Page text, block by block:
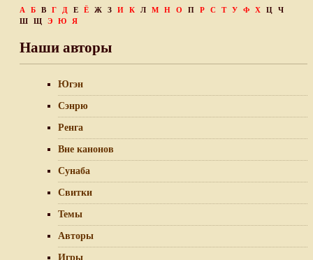
А Б В Г Д Е Ё Ж З И К Л М Н О П Р С Т У Ф Х Ц
Ч
Ш
Щ Э Ю Я
Наши авторы
Югэн
Сэнрю
Ренга
Вне канонов
Сунаба
Свитки
Темы
Авторы
Игры